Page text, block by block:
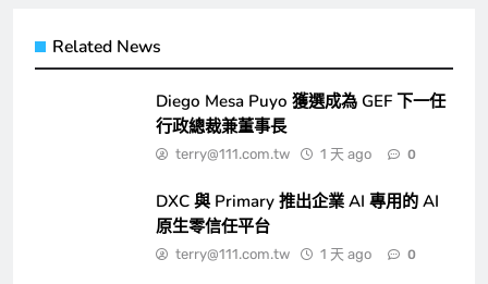
Related News
Diego Mesa Puyo 獲選成為 GEF 下一任
行政總裁兼董事長
terry@111.com.tw 1 天 ago 0
DXC 與 Primary 推出企業 AI 專用的 AI
原生零信任平台
terry@111.com.tw 1 天 ago 0